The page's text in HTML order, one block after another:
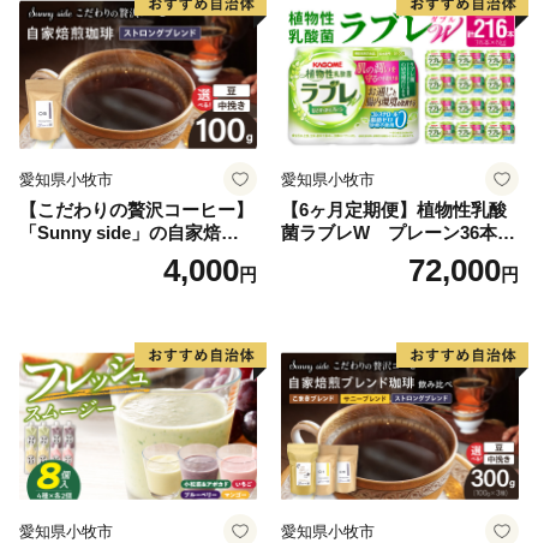
愛知県小牧市
【こだわりの贅沢コーヒー】
「Sunny side」の自家焙煎珈
琲ストロングブレンド（100
4,000円
愛知県小牧市
【6ヶ月定期便】植物性乳酸
菌ラブレW プレーン36本
72,000円
愛知県小牧市 愛知県小牧市